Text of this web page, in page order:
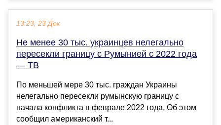
13:23, 23 Дек
Не менее 30 тыс. украинцев нелегально
пересекли границу с Румынией с 2022 года
— ТВ
По меньшей мере 30 тыс. граждан Украины
нелегально пересекли румынскую границу с
начала конфликта в феврале 2022 года. Об этом
сообщил американский т...